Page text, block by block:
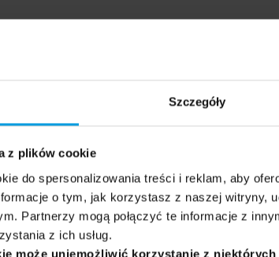
Szczegóły
z plików cookie
do spersonalizowania treści i reklam, aby
o tym, jak korzystasz z naszej witryny,
Partnerzy mogą połączyć te informacje z
z ich usług.
może uniemożliwić korzystanie z